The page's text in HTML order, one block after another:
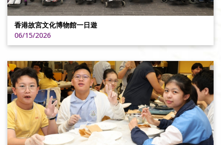
香港故宮文化博物館一日遊
06/15/2026